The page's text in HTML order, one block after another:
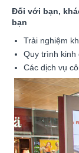
Đối với bạn,
bạn
Trải nghiệm
Quy trình kinh
Các dịch vụ